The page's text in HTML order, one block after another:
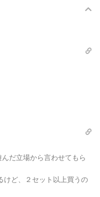
だ立場から言わせてもら
けど、２セット以上買うの